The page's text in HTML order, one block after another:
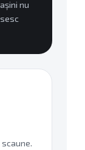
nu